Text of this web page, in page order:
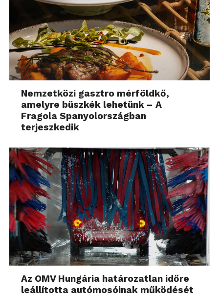
Nemzetközi gasztro mérföldkő,
amelyre büszkék lehetünk – A
Fragola Spanyolországban
terjeszkedik
Az OMV Hungária határozatlan időre
leállította autómosóinak működését